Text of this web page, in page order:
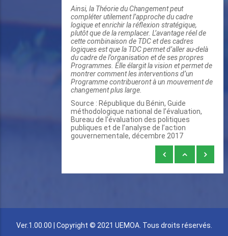
Ainsi, la Théorie du Changement peut
compléter utilement l’approche du cadre
logique et enrichir la réflexion stratégique,
plutôt que de la remplacer. L’avantage réel de
cette combinaison de TDC et des cadres
logiques est que la TDC permet d’aller au-delà
du cadre de l’organisation et de ses propres
Programmes. Elle élargit la vision et permet de
montrer comment les interventions d’un
Programme contribueront à un mouvement de
changement plus large.
Source : République du Bénin, Guide
méthodologique national de l’évaluation,
Bureau de l’évaluation des politiques
publiques et de l’analyse de l’action
gouvernementale, décembre 2017
transversaux
pour
2.3.3.9.
Ver.1.00.00 | Copyright © 2021 UEMOA. Tous droits réservés.